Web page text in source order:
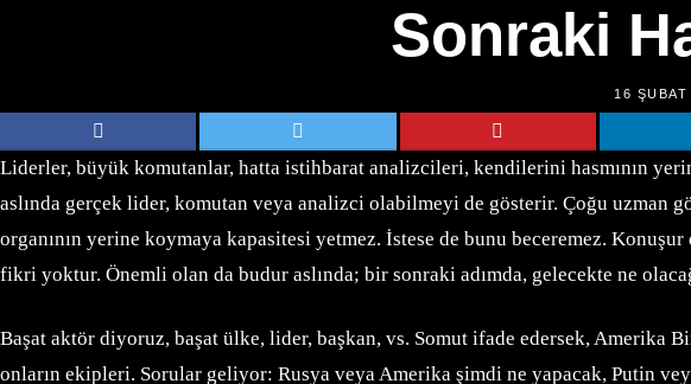
Sonraki
16 ŞUBAT
Liderler, büyük komutanlar, hatta istihbarat analizcileri, kendilerini hasmının
aslında gerçek lider, komutan veya analizci olabilmeyi de gösterir. Çoğu uzman
organının yerine koymaya kapasitesi yetmez. İstese de bunu beceremez.
fikri yoktur. Önemli olan da budur aslında; bir sonraki adımda, gelecekte ne
Başat aktör diyoruz, başat ülke, lider, başkan, vs. Somut ifade edersek, Amerika
onların ekipleri. Sorular geliyor: Rusya veya Amerika şimdi ne yapacak, Putin